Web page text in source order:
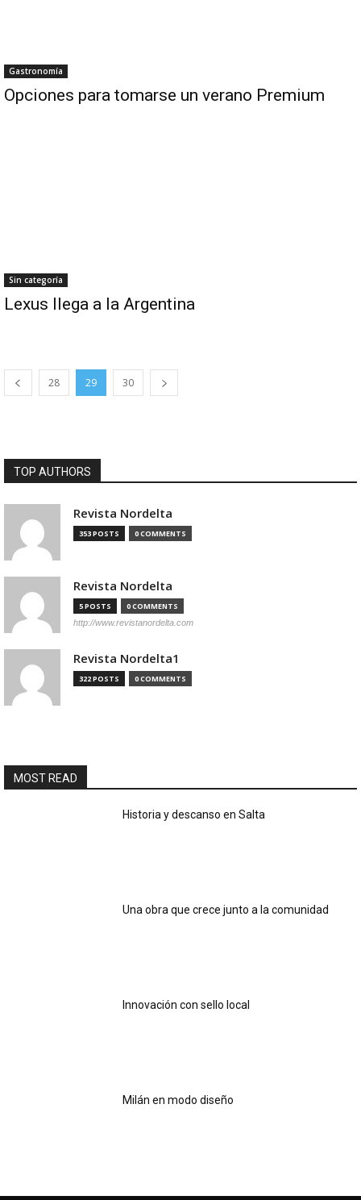
Gastronomía
Opciones para tomarse un verano Premium
Sin categoría
Lexus llega a la Argentina
28 29 30
TOP AUTHORS
Revista Nordelta
353 POSTS 0 COMMENTS
Revista Nordelta
5 POSTS 0 COMMENTS
http://www.revistanordelta.com
Revista Nordelta1
322 POSTS 0 COMMENTS
MOST READ
Historia y descanso en Salta
Una obra que crece junto a la comunidad
Innovación con sello local
Milán en modo diseño